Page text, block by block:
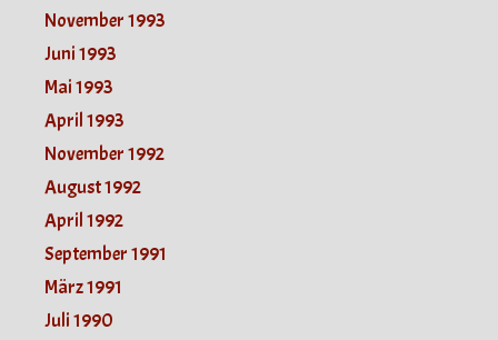
November 1993
Juni 1993
Mai 1993
April 1993
November 1992
August 1992
April 1992
September 1991
März 1991
Juli 1990